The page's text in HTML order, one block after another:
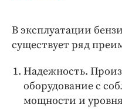
В эксплуатации
существует ряд
Надежность.
оборудование с
мощности и